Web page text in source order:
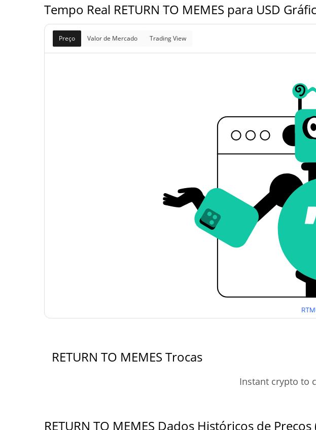
Tempo Real RETURN TO MEMES para USD
Preço Valor de Mercado Trading View
RETURN TO MEMES Trocas
Instant crypto to
RETURN TO MEMES Dados Históricos de Preços